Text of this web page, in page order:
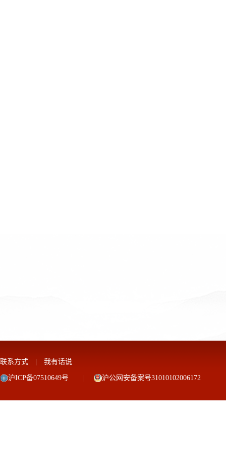
联系方式 我有话说
沪ICP备07510649号 沪公网安备案号31010102006172